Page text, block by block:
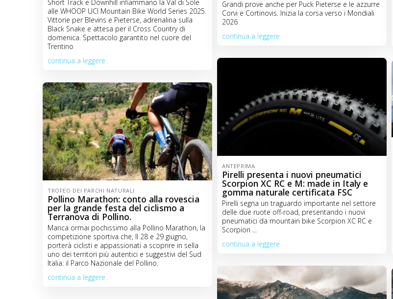
Grandi prove anche per Puck Pieterse e le azzurre
Corvi e Cortinovis. Inizia la corsa verso i Mondiali
2026
continua a leggere
Short Track e Downhill infiammano la Val di Sole
alle WHOOP UCI Mountain Bike World Series 2025.
Vittorie per Blevins e Pieterse, adrenalina sulla
Black Snake e attesa per il Cross Country di
domenica. Spettacolo garantito nel cuore del
Trentino
continua a leggere
ANTEPRIMA
Pirelli presenta i nuovi pneumatici
Scorpion XC RC e M: made in Italy e
gomma naturale certificata FSC
Pirelli segna un traguardo importante nel settore
delle due ruote off-road, presentando i nuovi
pneumatici da mountain bike Scorpion XC RC e
Scorpion ...
continua a leggere
TROFEO DEI PARCHI NATURALI
Pollino Marathon: conto alla rovescia
per la grande festa del ciclismo a
Terranova di Pollino.
Manca ormai pochissimo alla Pollino Marathon, la
competizione sportiva che, Il 28 e 29 giugno,
porterà ciclisti e appassionati a scoprire in sella
uno dei territori più autentici e suggestivi del Sud
Italia: il Parco Nazionale del Pollino.
continua a leggere